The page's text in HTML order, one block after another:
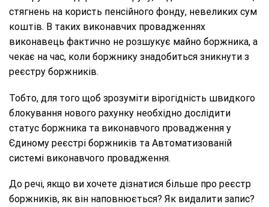
стягнень на користь пенсійного фонду, невеликих сум
коштів. В таких виконавчих провадженнях
виконавець фактично не розшукує майно боржника, а
чекає на час, коли боржнику знадобиться зникнути з
реєстру боржників.
Тобто, для того щоб зрозуміти вірогідність швидкого
блокування нового рахунку необхідно дослідити
статус боржника та виконавчого провадження у
Єдиному реєстрі боржників та Автоматизованій
системі виконавчого провадження.
До речі, якщо ви хочете дізнатися більше про реєстр
боржників, як він наповнюється? Як видалити запис?